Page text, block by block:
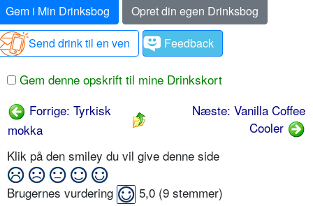
Gem i Min Drinksbog
Opret din egen Drinksbog
Send drink til en ven
Feedback
Gem denne opskrift til mine Drinkskort
Forrige: Tyrkisk
mokka
Næste: Vanilla Coffee
Cooler
Klik på den smiley du vil give denne side
Brugernes vurdering 5,0 (9 stemmer)